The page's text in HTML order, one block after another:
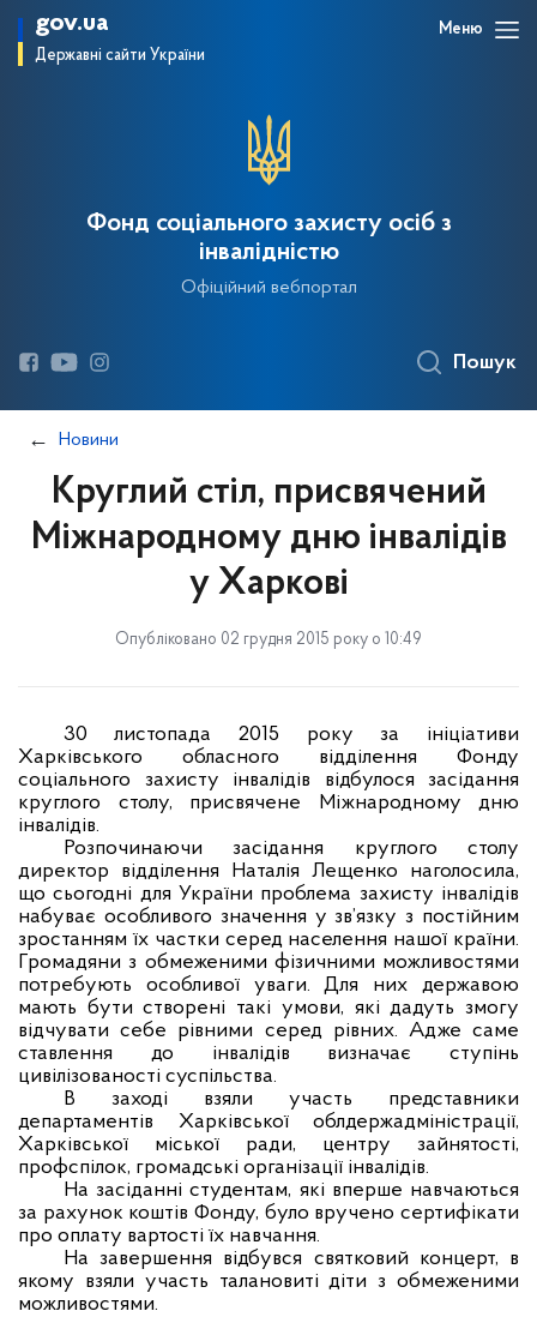
gov.ua
Державні сайти України
Меню
Фонд соціального захисту осіб з
інвалідністю
Офіційний вебпортал
Пошук
Новини
Круглий стіл, присвячений
Міжнародному дню інвалідів
у Харкові
Опубліковано 02 грудня 2015 року о 10:49
30 листопада 2015 року за ініціативи
Харківського обласного відділення Фонду
соціального захисту інвалідів відбулося засідання
круглого столу, присвячене Міжнародному дню
інвалідів.
Розпочинаючи засідання круглого столу
директор відділення Наталія Лещенко наголосила,
що сьогодні для України проблема захисту інвалідів
набуває особливого значення у зв’язку з постійним
зростанням їх частки серед населення нашої країни.
Громадяни з обмеженими фізичними можливостями
потребують особливої уваги. Для них державою
мають бути створені такі умови, які дадуть змогу
відчувати себе рівними серед рівних. Адже саме
ставлення до інвалідів визначає ступінь
цивілізованості суспільства.
В заході взяли участь представники
департаментів Харківської облдержадміністрації,
Харківської міської ради, центру зайнятості,
профспілок, громадські організації інвалідів.
На засіданні студентам, які вперше навчаються
за рахунок коштів Фонду, було вручено сертифікати
про оплату вартості їх навчання.
На завершення відбувся святковий концерт, в
якому взяли участь талановиті діти з обмеженими
можливостями.